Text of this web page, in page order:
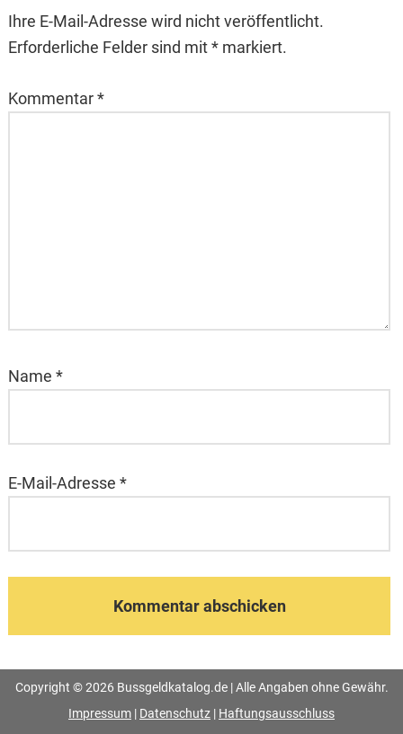
Ihre E-Mail-Adresse wird nicht veröffentlicht.
Erforderliche Felder sind mit * markiert.
Kommentar*
Name *
E-Mail-Adresse *
Copyright © 2026 Bussgeldkatalog.de | Alle Angaben ohne Gewähr.
Impressum | Datenschutz | Haftungsausschluss